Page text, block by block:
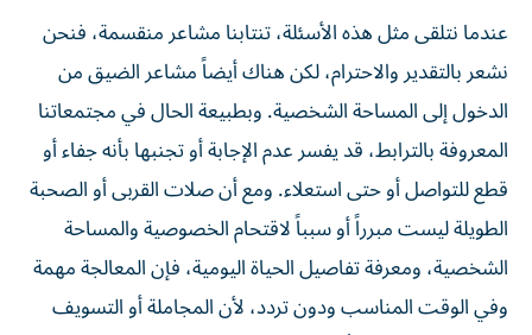
عندما نتلقى مثل هذه الأسئلة، تنتابنا مشاعر منقسمة، فنحن
نشعر بالتقدير والاحترام، لكن هناك أيضاً مشاعر الضيق من
الدخول إلى المساحة الشخصية. وبطبيعة الحال في مجتمعاتنا
المعروفة بالترابط، قد يفسر عدم الإجابة أو تجنبها بأنه جفاء أو
قطع للتواصل أو حتى استعلاء. ومع أن صلات القربى أو الصحبة
الطويلة ليست مبرراً أو سبباً لاقتحام الخصوصية والمساحة
الشخصية، ومعرفة تفاصيل الحياة اليومية، فإن المعالجة مهمة
وفي الوقت المناسب ودون تردد، لأن المجاملة أو التسويف